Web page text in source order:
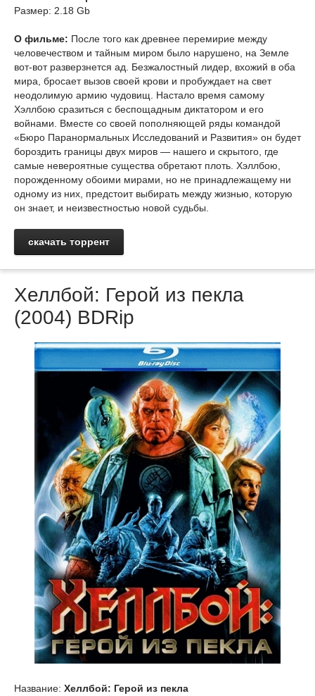
Размер: 2.18 Gb
О фильме: После того как древнее перемирие между
человечеством и тайным миром было нарушено, на Земле
вот-вот разверзнется ад. Безжалостный лидер, вхожий в оба
мира, бросает вызов своей крови и пробуждает на свет
неодолимую армию чудовищ. Настало время самому
Хэллбою сразиться с беспощадным диктатором и его
войнами. Вместе со своей пополняющей ряды командой
«Бюро Паранормальных Исследований и Развития» он будет
бороздить границы двух миров — нашего и скрытого, где
самые невероятные существа обретают плоть. Хэллбою,
порожденному обоими мирами, но не принадлежащему ни
одному из них, предстоит выбирать между жизнью, которую
он знает, и неизвестностью новой судьбы.
скачать торрент
Хеллбой: Герой из пекла
(2004) BDRip
Название: Хеллбой: Герой из пекла